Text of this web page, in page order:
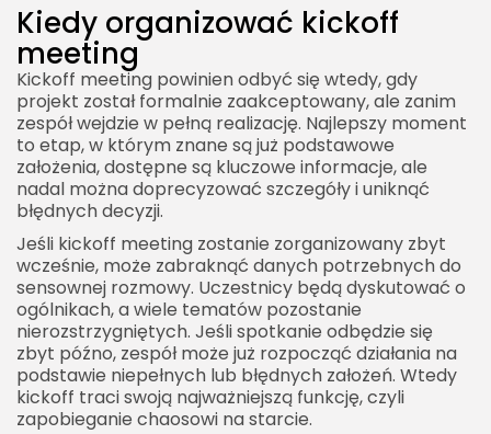
Kiedy organizować kickoff
meeting
Kickoff meeting powinien odbyć się wtedy, gdy
projekt został formalnie zaakceptowany, ale zanim
zespół wejdzie w pełną realizację. Najlepszy moment
to etap, w którym znane są już podstawowe
założenia, dostępne są kluczowe informacje, ale
nadal można doprecyzować szczegóły i uniknąć
błędnych decyzji.
Jeśli kickoff meeting zostanie zorganizowany zbyt
wcześnie, może zabraknąć danych potrzebnych do
sensownej rozmowy. Uczestnicy będą dyskutować o
ogólnikach, a wiele tematów pozostanie
nierozstrzygniętych. Jeśli spotkanie odbędzie się
zbyt późno, zespół może już rozpocząć działania na
podstawie niepełnych lub błędnych założeń. Wtedy
kickoff traci swoją najważniejszą funkcję, czyli
zapobieganie chaosowi na starcie.